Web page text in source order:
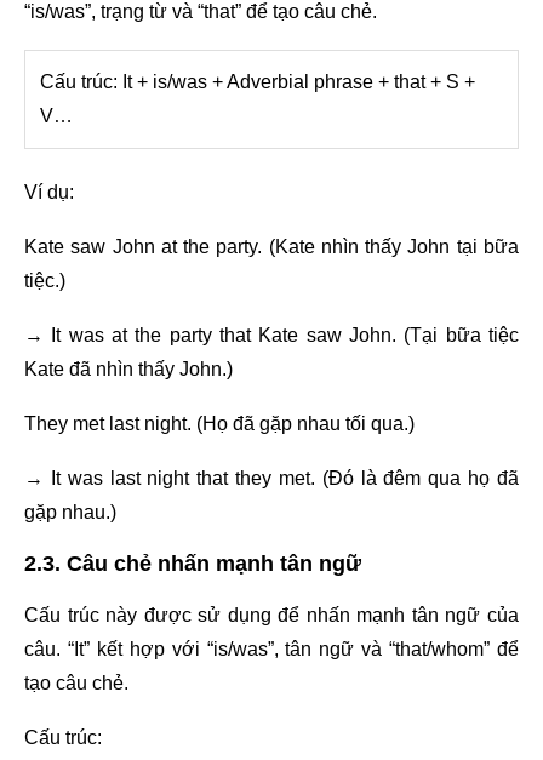
“is/was”, trạng từ và “that” để tạo câu chẻ.
Cấu trúc: It + is/was + Adverbial phrase + that + S +
V…
Ví dụ:
Kate saw John at the party. (Kate nhìn thấy John tại bữa
tiệc.)
→ It was at the party that Kate saw John. (Tại bữa tiệc
Kate đã nhìn thấy John.)
They met last night. (Họ đã gặp nhau tối qua.)
→ It was last night that they met. (Đó là đêm qua họ đã
gặp nhau.)
2.3. Câu chẻ nhấn mạnh tân ngữ
Cấu trúc này được sử dụng để nhấn mạnh tân ngữ của
câu. “It” kết hợp với “is/was”, tân ngữ và “that/whom” để
tạo câu chẻ.
Cấu trúc: